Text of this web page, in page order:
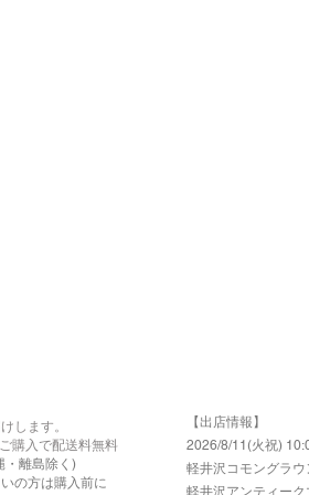
します。
購入で配送料無料
・離島除く)
の方は購入前に
【出店情報】
2026/8/11(火祝)
軽井沢コモングラ
軽井沢アンティーク